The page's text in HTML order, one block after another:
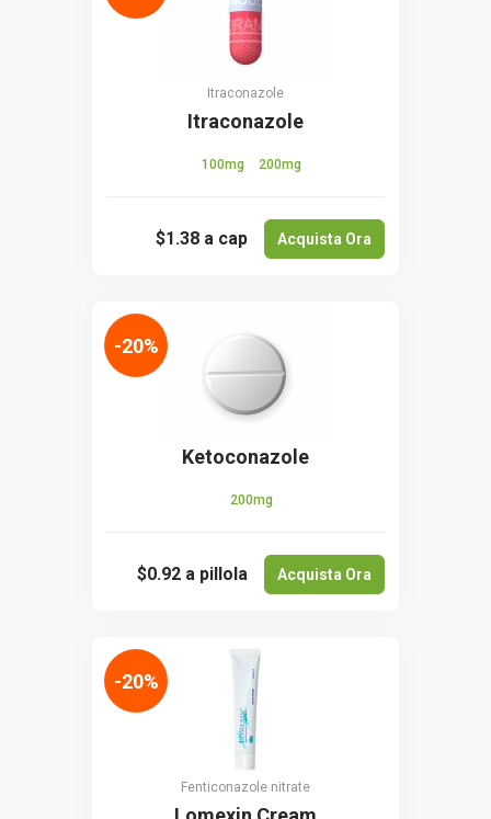
Itraconazole
Itraconazole
100mg 200mg
$1.38 a cap Acquista Ora
Ketoconazole
200mg
$0.92 a pillola Acquista Ora
-20%
Fenticonazole nitrate
-20%